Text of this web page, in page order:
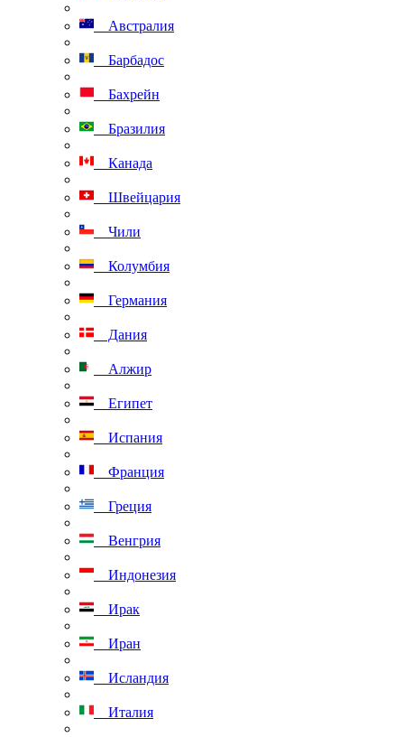
Австралия
Барбадос
Бахрейн
Бразилия
Канада
Швейцария
Чили
Колумбия
Германия
Дания
Алжир
Египет
Испания
Франция
Греция
Венгрия
Индонезия
Ирак
Иран
Исландия
Италия